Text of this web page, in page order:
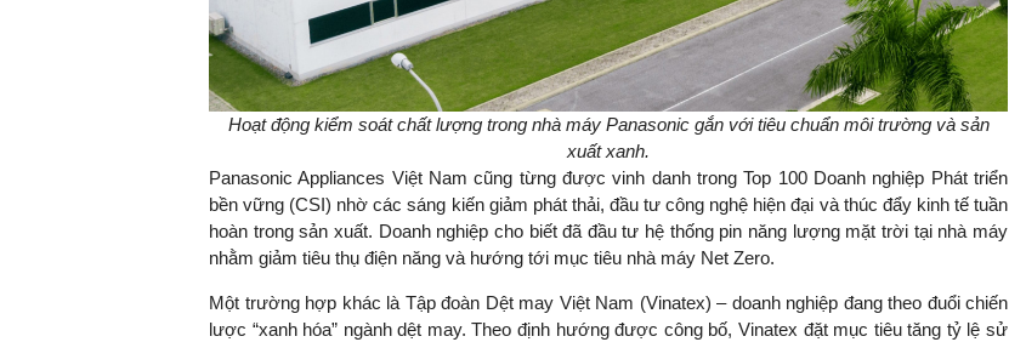
Hoạt động kiểm soát chất lượng trong nhà máy Panasonic gắn với tiêu chuẩn môi trường và sản
xuất xanh.
Panasonic Appliances Việt Nam cũng từng được vinh danh trong Top 100 Doanh nghiệp Phát triển
bền vững (CSI) nhờ các sáng kiến giảm phát thải, đầu tư công nghệ hiện đại và thúc đẩy kinh tế tuần
hoàn trong sản xuất. Doanh nghiệp cho biết đã đầu tư hệ thống pin năng lượng mặt trời tại nhà máy
nhằm giảm tiêu thụ điện năng và hướng tới mục tiêu nhà máy Net Zero.
Một trường hợp khác là Tập đoàn Dệt may Việt Nam (Vinatex) – doanh nghiệp đang theo đuổi chiến
lược “xanh hóa” ngành dệt may. Theo định hướng được công bố, Vinatex đặt mục tiêu tăng tỷ lệ sử